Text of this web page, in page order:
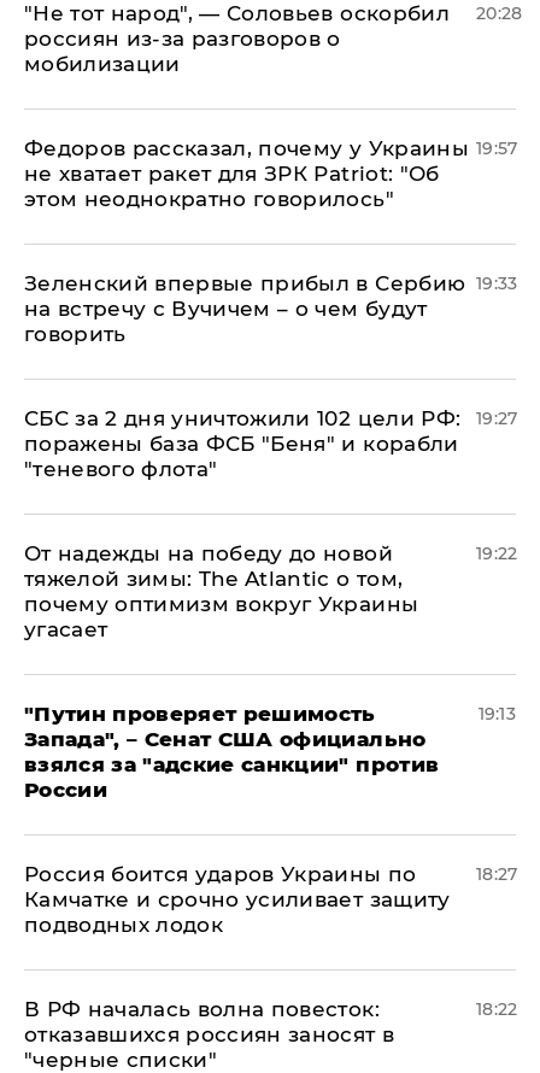
​"Не тот народ", — Соловьев оскорбил
россиян из-за разговоров о
мобилизации
20:28
Федоров рассказал, почему у Украины
не хватает ракет для ЗРК Patriot: "Об
этом неоднократно говорилось"
19:57
Зеленский впервые прибыл в Сербию
на встречу с Вучичем – о чем будут
говорить
19:33
СБС за 2 дня уничтожили 102 цели РФ:
поражены база ФСБ "Беня" и корабли
"теневого флота"
19:27
От надежды на победу до новой
тяжелой зимы: The Atlantic о том,
почему оптимизм вокруг Украины
угасает
19:22
"Путин проверяет решимость
Запада", – Сенат США официально
взялся за "адские санкции" против
России
19:13
Россия боится ударов Украины по
Камчатке и срочно усиливает защиту
подводных лодок
18:27
​В РФ началась волна повесток:
отказавшихся россиян заносят в
"черные списки"
18:22